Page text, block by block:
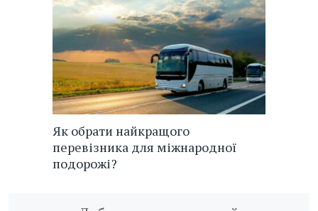
Як обрати найкращого
перевізника для міжнародної
подорожі?